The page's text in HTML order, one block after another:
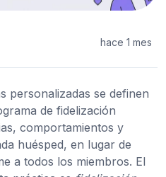
hace 1 mes
personalizadas se definen
de fidelización
comportamientos y
huésped, en lugar de
a todos los miembros. El